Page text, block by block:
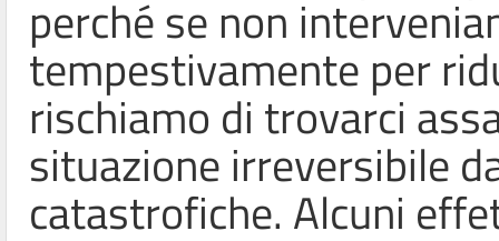
perché se non
tempestivamente per
rischiamo di trovarci
situazione irreversibile
catastrofiche. Alcuni